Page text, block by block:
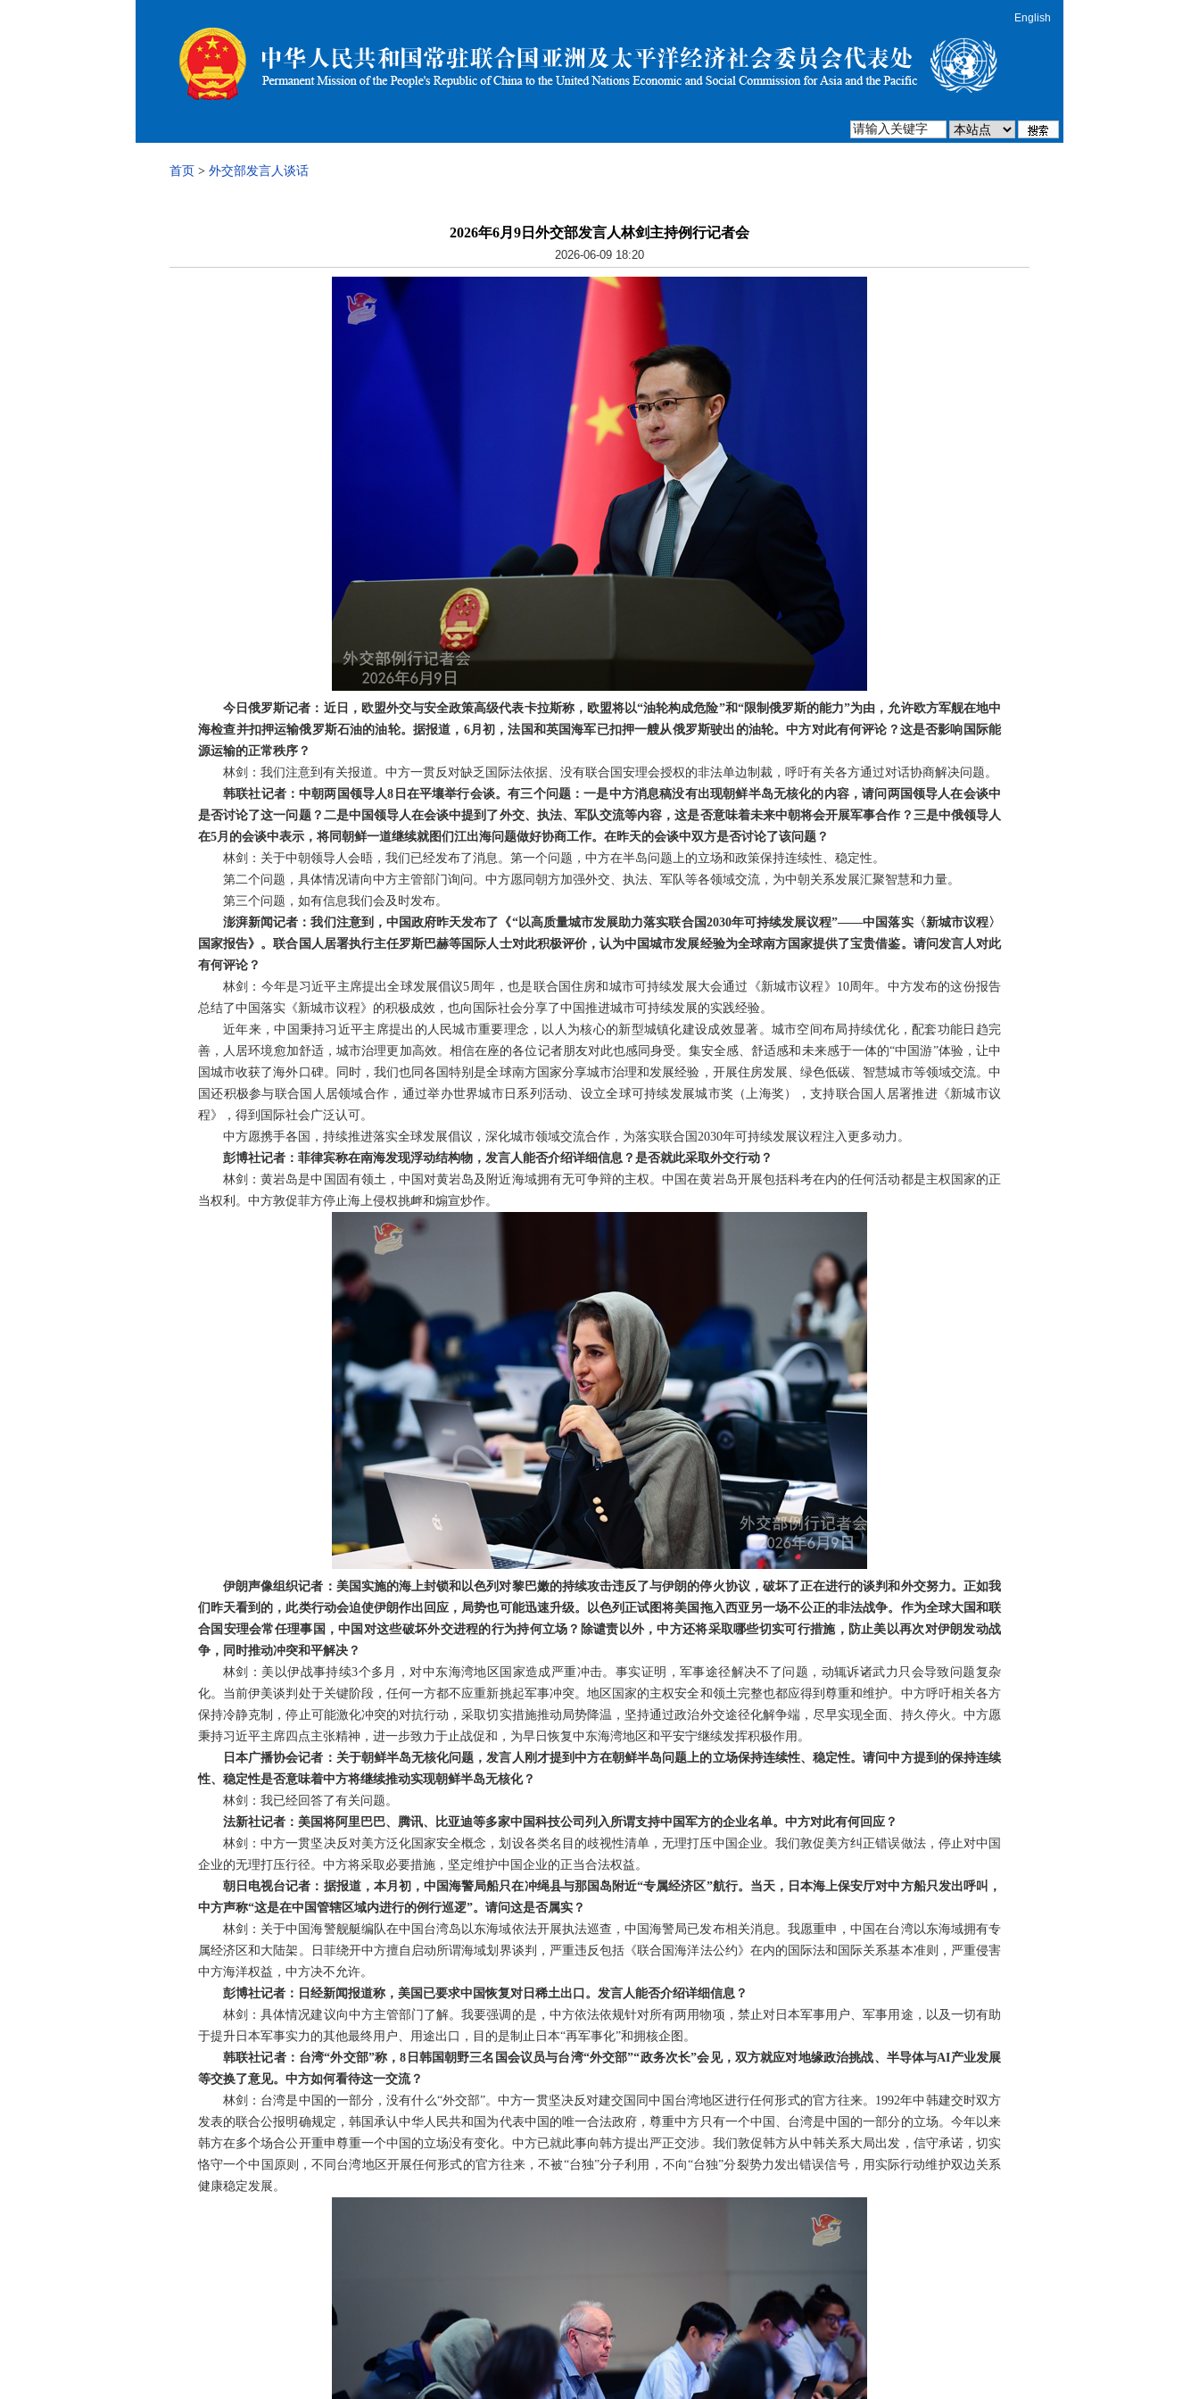
English
首页 > 外交部发言人谈话
2026年6月9日外交部发言人林剑主持例行记者会
2026-06-09 18:20
今日俄罗斯记者：近日，欧盟外交与安全政策高级代表卡拉斯称，欧盟将以“油轮构成危险”和“限制俄罗斯的能力”为由，允许欧方军舰在地中
海检查并扣押运输俄罗斯石油的油轮。据报道，6月初，法国和英国海军已扣押一艘从俄罗斯驶出的油轮。中方对此有何评论？这是否影响国际能
源运输的正常秩序？
林剑：我们注意到有关报道。中方一贯反对缺乏国际法依据、没有联合国安理会授权的非法单边制裁，呼吁有关各方通过对话协商解决问题。
韩联社记者：中朝两国领导人8日在平壤举行会谈。有三个问题：一是中方消息稿没有出现朝鲜半岛无核化的内容，请问两国领导人在会谈中
是否讨论了这一问题？二是中国领导人在会谈中提到了外交、执法、军队交流等内容，这是否意味着未来中朝将会开展军事合作？三是中俄领导人
在5月的会谈中表示，将同朝鲜一道继续就图们江出海问题做好协商工作。在昨天的会谈中双方是否讨论了该问题？
林剑：关于中朝领导人会晤，我们已经发布了消息。第一个问题，中方在半岛问题上的立场和政策保持连续性、稳定性。
第二个问题，具体情况请向中方主管部门询问。中方愿同朝方加强外交、执法、军队等各领域交流，为中朝关系发展汇聚智慧和力量。
第三个问题，如有信息我们会及时发布。
澎湃新闻记者：我们注意到，中国政府昨天发布了《“以高质量城市发展助力落实联合国2030年可持续发展议程”——中国落实〈新城市议程〉
国家报告》。联合国人居署执行主任罗斯巴赫等国际人士对此积极评价，认为中国城市发展经验为全球南方国家提供了宝贵借鉴。请问发言人对此
有何评论？
林剑：今年是习近平主席提出全球发展倡议5周年，也是联合国住房和城市可持续发展大会通过《新城市议程》10周年。中方发布的这份报告
总结了中国落实《新城市议程》的积极成效，也向国际社会分享了中国推进城市可持续发展的实践经验。
近年来，中国秉持习近平主席提出的人民城市重要理念，以人为核心的新型城镇化建设成效显著。城市空间布局持续优化，配套功能日趋完
善，人居环境愈加舒适，城市治理更加高效。相信在座的各位记者朋友对此也感同身受。集安全感、舒适感和未来感于一体的“中国游”体验，让中
国城市收获了海外口碑。同时，我们也同各国特别是全球南方国家分享城市治理和发展经验，开展住房发展、绿色低碳、智慧城市等领域交流。中
国还积极参与联合国人居领域合作，通过举办世界城市日系列活动、设立全球可持续发展城市奖（上海奖），支持联合国人居署推进《新城市议
程》，得到国际社会广泛认可。
中方愿携手各国，持续推进落实全球发展倡议，深化城市领域交流合作，为落实联合国2030年可持续发展议程注入更多动力。
彭博社记者：菲律宾称在南海发现浮动结构物，发言人能否介绍详细信息？是否就此采取外交行动？
林剑：黄岩岛是中国固有领土，中国对黄岩岛及附近海域拥有无可争辩的主权。中国在黄岩岛开展包括科考在内的任何活动都是主权国家的正
当权利。中方敦促菲方停止海上侵权挑衅和煽宣炒作。
伊朗声像组织记者：美国实施的海上封锁和以色列对黎巴嫩的持续攻击违反了与伊朗的停火协议，破坏了正在进行的谈判和外交努力。正如我
们昨天看到的，此类行动会迫使伊朗作出回应，局势也可能迅速升级。以色列正试图将美国拖入西亚另一场不公正的非法战争。作为全球大国和联
合国安理会常任理事国，中国对这些破坏外交进程的行为持何立场？除谴责以外，中方还将采取哪些切实可行措施，防止美以再次对伊朗发动战
争，同时推动冲突和平解决？
林剑：美以伊战事持续3个多月，对中东海湾地区国家造成严重冲击。事实证明，军事途径解决不了问题，动辄诉诸武力只会导致问题复杂
化。当前伊美谈判处于关键阶段，任何一方都不应重新挑起军事冲突。地区国家的主权安全和领土完整也都应得到尊重和维护。中方呼吁相关各方
保持冷静克制，停止可能激化冲突的对抗行动，采取切实措施推动局势降温，坚持通过政治外交途径化解争端，尽早实现全面、持久停火。中方愿
秉持习近平主席四点主张精神，进一步致力于止战促和，为早日恢复中东海湾地区和平安宁继续发挥积极作用。
日本广播协会记者：关于朝鲜半岛无核化问题，发言人刚才提到中方在朝鲜半岛问题上的立场保持连续性、稳定性。请问中方提到的保持连续
性、稳定性是否意味着中方将继续推动实现朝鲜半岛无核化？
林剑：我已经回答了有关问题。
法新社记者：美国将阿里巴巴、腾讯、比亚迪等多家中国科技公司列入所谓支持中国军方的企业名单。中方对此有何回应？
林剑：中方一贯坚决反对美方泛化国家安全概念，划设各类名目的歧视性清单，无理打压中国企业。我们敦促美方纠正错误做法，停止对中国
企业的无理打压行径。中方将采取必要措施，坚定维护中国企业的正当合法权益。
朝日电视台记者：据报道，本月初，中国海警局船只在冲绳县与那国岛附近“专属经济区”航行。当天，日本海上保安厅对中方船只发出呼叫，
中方声称“这是在中国管辖区域内进行的例行巡逻”。请问这是否属实？
林剑：关于中国海警舰艇编队在中国台湾岛以东海域依法开展执法巡查，中国海警局已发布相关消息。我愿重申，中国在台湾以东海域拥有专
属经济区和大陆架。日菲绕开中方擅自启动所谓海域划界谈判，严重违反包括《联合国海洋法公约》在内的国际法和国际关系基本准则，严重侵害
中方海洋权益，中方决不允许。
彭博社记者：日经新闻报道称，美国已要求中国恢复对日稀土出口。发言人能否介绍详细信息？
林剑：具体情况建议向中方主管部门了解。我要强调的是，中方依法依规针对所有两用物项，禁止对日本军事用户、军事用途，以及一切有助
于提升日本军事实力的其他最终用户、用途出口，目的是制止日本“再军事化”和拥核企图。
韩联社记者：台湾“外交部”称，8日韩国朝野三名国会议员与台湾“外交部”“政务次长”会见，双方就应对地缘政治挑战、半导体与AI产业发展
等交换了意见。中方如何看待这一交流？
林剑：台湾是中国的一部分，没有什么“外交部”。中方一贯坚决反对建交国同中国台湾地区进行任何形式的官方往来。1992年中韩建交时双方
发表的联合公报明确规定，韩国承认中华人民共和国为代表中国的唯一合法政府，尊重中方只有一个中国、台湾是中国的一部分的立场。今年以来
韩方在多个场合公开重申尊重一个中国的立场没有变化。中方已就此事向韩方提出严正交涉。我们敦促韩方从中韩关系大局出发，信守承诺，切实
恪守一个中国原则，不同台湾地区开展任何形式的官方往来，不被“台独”分子利用，不向“台独”分裂势力发出错误信号，用实际行动维护双边关系
健康稳定发展。